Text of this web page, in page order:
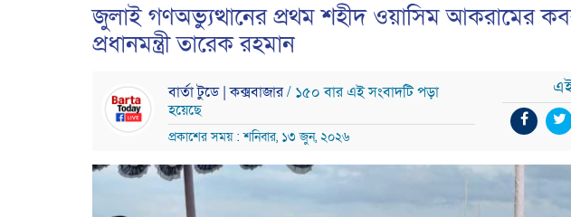
জুলাই গণঅভ্যুত্থানের প্রথম শহীদ ওয়াসিম আকরামের
প্রধানমন্ত্রী তারেক রহমান
বার্তা টুডে | কক্সবাজার/ ১৫০ বার এই সংবাদটি পড়া
হয়েছে
প্রকাশের সময় : শনিবার, ১৩ জুন, ২০২৬